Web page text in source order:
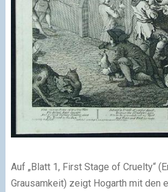
Auf „Blatt 1, First Stage of Cruelty“
Grausamkeit) zeigt Hogarth mit den